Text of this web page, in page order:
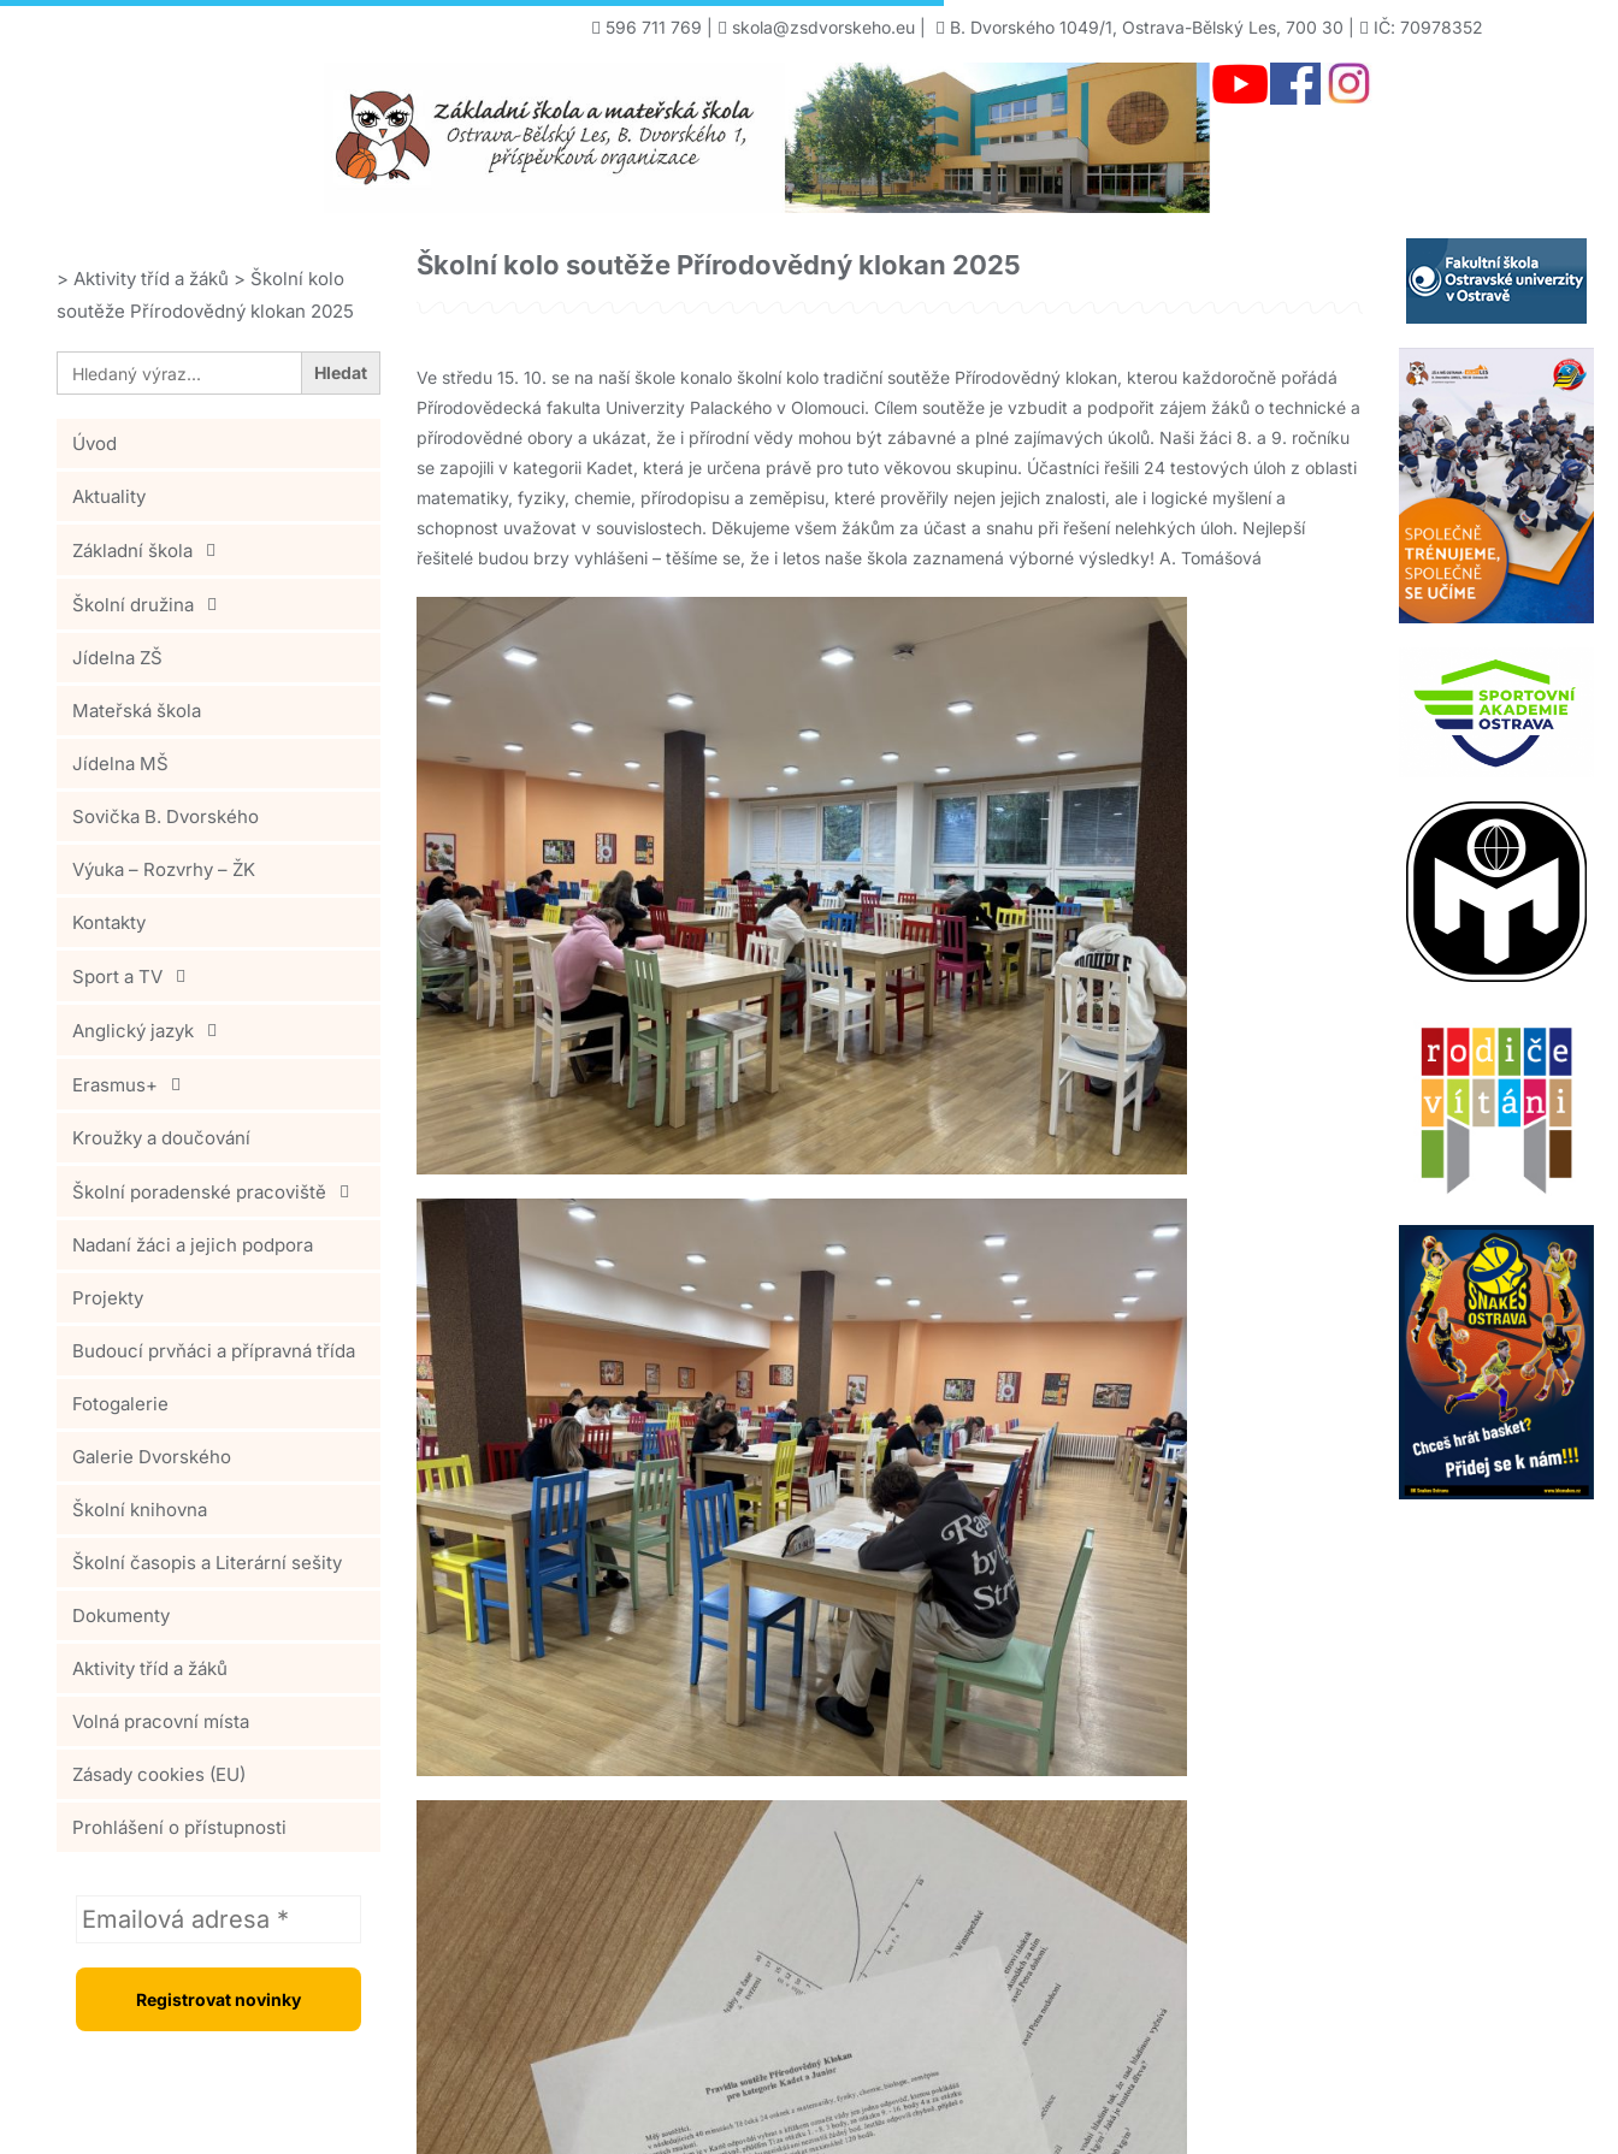
596 711 769 skola@zsdvorskeho.eu B. Dvorského 1049/1, Ostrava-Bělský Les, 700 30 | IČ: 70978352
> Aktivity tříd a žáků > Školní kolo
soutěže Přírodovědný klokan 2025
Search
for:
Úvod
Aktuality
Základní škola
Školní družina
Jídelna ZŠ
Mateřská škola
Jídelna MŠ
Sovička B. Dvorského
Výuka – Rozvrhy – ŽK
Kontakty
Sport a TV
Anglický jazyk
Erasmus+
Kroužky a doučování
Školní poradenské pracoviště
Nadaní žáci a jejich podpora
Projekty
Budoucí prvňáci a přípravná třída
Fotogalerie
Galerie Dvorského
Školní knihovna
Školní časopis a Literární sešity
Dokumenty
Aktivity tříd a žáků
Volná pracovní místa
Zásady cookies (EU)
Prohlášení o přístupnosti
Školní kolo soutěže Přírodovědný klokan 2025
Ve středu 15. 10. se na naší škole konalo školní kolo tradiční soutěže Přírodovědný klokan, kterou každoročně pořádá
Přírodovědecká fakulta Univerzity Palackého v Olomouci. Cílem soutěže je vzbudit a podpořit zájem žáků o technické a
přírodovědné obory a ukázat, že i přírodní vědy mohou být zábavné a plné zajímavých úkolů. Naši žáci 8. a 9. ročníku
se zapojili v kategorii Kadet, která je určena právě pro tuto věkovou skupinu. Účastníci řešili 24 testových úloh z oblasti
matematiky, fyziky, chemie, přírodopisu a zeměpisu, které prověřily nejen jejich znalosti, ale i logické myšlení a
schopnost uvažovat v souvislostech. Děkujeme všem žákům za účast a snahu při řešení nelehkých úloh. Nejlepší
řešitelé budou brzy vyhlášeni – těšíme se, že i letos naše škola zaznamená výborné výsledky! A. Tomášová